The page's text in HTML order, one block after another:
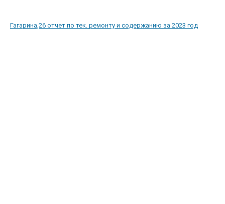
Гагарина,26 отчет по тек. ремонту и содержанию за 2023 год